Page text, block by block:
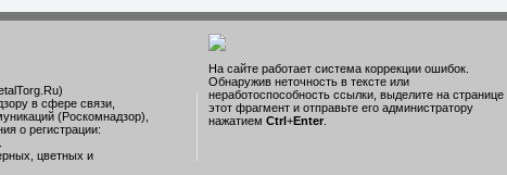
в сфере связи,
(Роскомнадзор),
о регистрации:
цветных и
На сайте работает система коррекции ошибок.
Обнаружив неточность в тексте или
неработоспособность ссылки, выделите на странице
этот фрагмент и отправьте его администратору
нажатием Ctrl+Enter